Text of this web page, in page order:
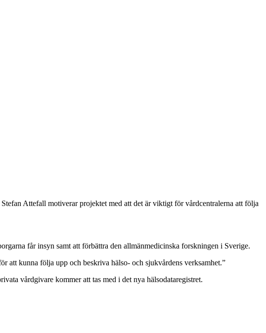
Attefall motiverar projektet med att det är viktigt för vårdcentralerna att följa
får insyn samt att förbättra den allmänmedicinska forskningen i Sverige.
att kunna följa upp och beskriva hälso- och sjukvårdens verksamhet.”
vårdgivare kommer att tas med i det nya hälsodataregistret.